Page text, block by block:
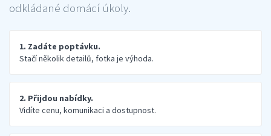
odkládané domácí úkoly.
1. Zadáte poptávku.
Stačí několik detailů, fotka je výhoda.
2. Přijdou nabídky.
Vidíte cenu, komunikaci a dostupnost.